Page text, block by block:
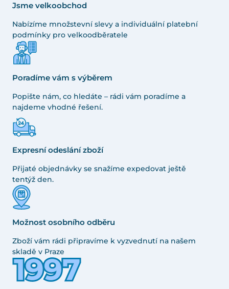
Jsme velkoobchod
Nabízíme množstevní slevy a individuální platební
podmínky pro velkoodběratele
Poradíme vám s výběrem
Popište nám, co hledáte – rádi vám poradíme a
najdeme vhodné řešení.
Expresní odeslání zboží
Přijaté objednávky se snažíme expedovat ještě
tentýž den.
Možnost osobního odběru
Zboží vám rádi připravíme k vyzvednutí na našem
skladě v Praze